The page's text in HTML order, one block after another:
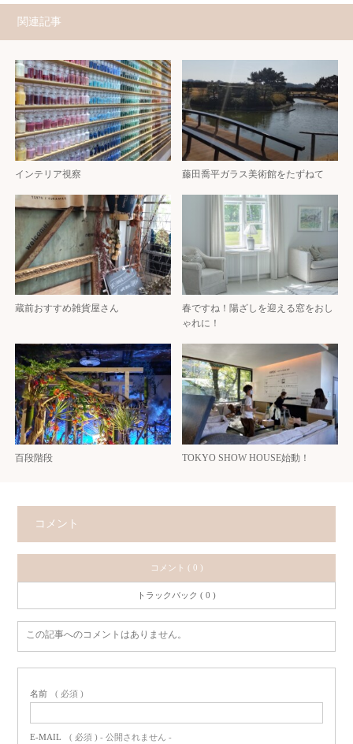
関連記事
インテリア視察 藤田喬平ガラス美術館をたずねて
蔵前おすすめ雑貨屋さん
春ですね！陽ざしを迎える窓をおし
ゃれに！
百段階段 TOKYO SHOW HOUSE始動！
コメント
コメント ( 0 )
トラックバック ( 0 )
この記事へのコメントはありません。
名前 ( 必須 )
E-MAIL ( 必須 ) - 公開されません -